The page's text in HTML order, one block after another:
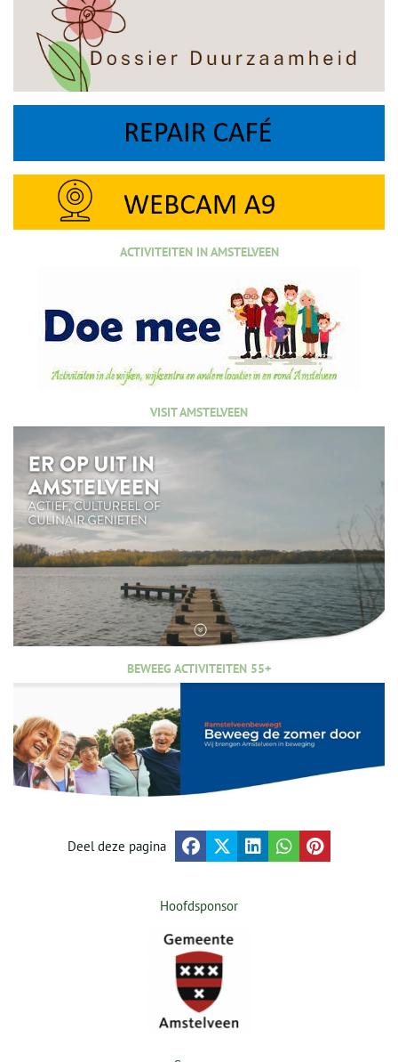
ACTIVITEITEN IN AMSTELVEEN
VISIT AMSTELVEEN
BEWEEG ACTIVITEITEN 55+
Deel deze pagina
Hoofdsponsor